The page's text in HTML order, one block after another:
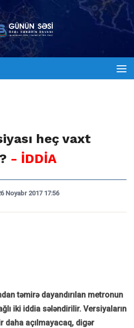
heç vaxt
- İDDİA
Noyabr 2017 17:56
təmirə dayandırılan metronun
iki iddia sələndirilir. Versiyaların
daha açılmayacaq, digər